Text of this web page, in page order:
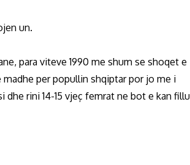
un.
para viteve 1990 me shum se shoqet e
per popullin shqiptar por jo me i
rini 14-15 vjeç femrat ne bot e kan fillu